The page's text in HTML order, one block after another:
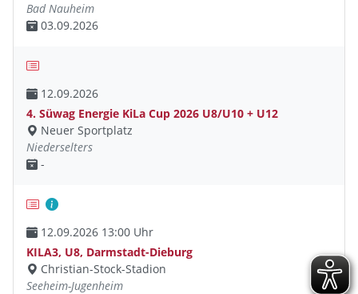
Bad Nauheim
03.09.2026
12.09.2026
4. Süwag Energie KiLa Cup 2026 U8/U10 + U12
Neuer Sportplatz
Niederselters
-
12.09.2026 13:00 Uhr
KILA3, U8, Darmstadt-Dieburg
Christian-Stock-Stadion
Seeheim-Jugenheim